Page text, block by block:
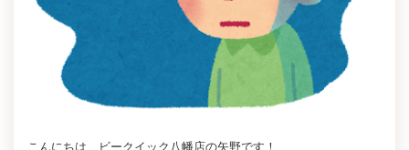
こんにちは、ビークイック八幡店の矢野です！